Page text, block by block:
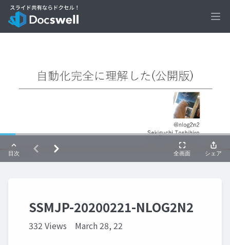
SSMJP-20200221-NLOG2N2
332 Views March 28, 22